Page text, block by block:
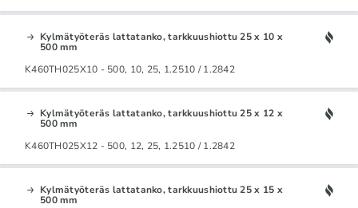
Kylmätyöteräs lattatanko, tarkkuushiottu 25 x 10 x
500 mm
K460TH025X10 - 500, 10, 25, 1.2510 / 1.2842
Kylmätyöteräs lattatanko, tarkkuushiottu 25 x 12 x
500 mm
K460TH025X12 - 500, 12, 25, 1.2510 / 1.2842
Kylmätyöteräs lattatanko, tarkkuushiottu 25 x 15 x
500 mm